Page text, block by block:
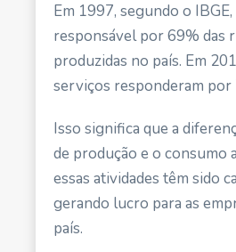
Em 1997, segundo o IBGE
responsável por 69% das
produzidas no país. Em
serviços responderam por
Isso significa que a
de produção e o consumo
essas atividades têm sido
gerando lucro para as
país.